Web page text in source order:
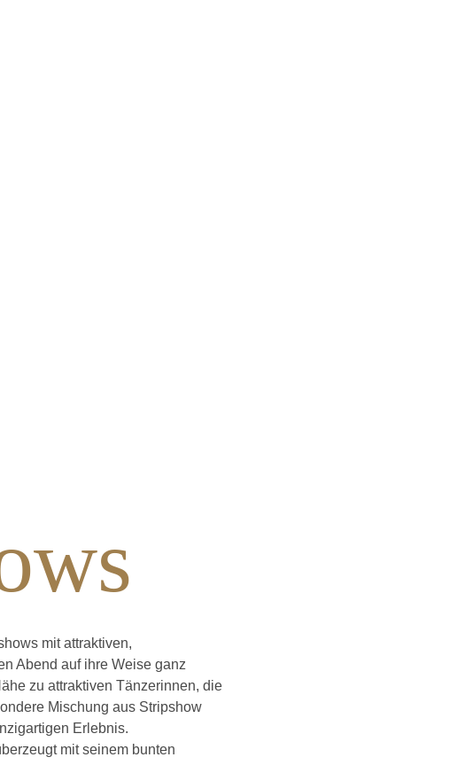
mit attraktiven,
Abend auf ihre Weise ganz
zu attraktiven Tänzerinnen, die
Mischung aus Stripshow
Erlebnis.
mit seinem bunten